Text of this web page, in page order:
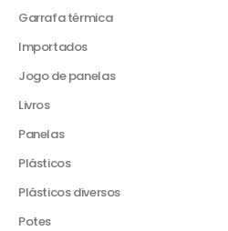
Garrafa térmica
Importados
Jogo de panelas
Livros
Panelas
Plásticos
Plásticos diversos
Potes